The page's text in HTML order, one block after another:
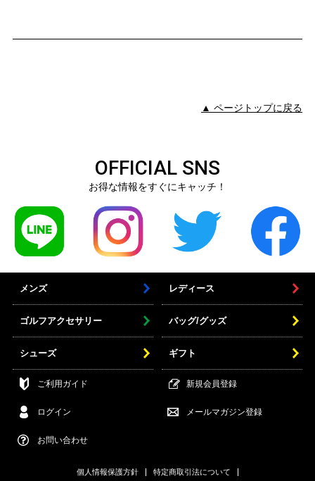
▲ ページトップに戻る
OFFICIAL SNS
お得な情報をすぐにキャッチ！
メンズ レディース
ゴルフアクセサリー バッグ/グッズ
シューズ ギフト
ご利用ガイド 新規会員登録
ログイン メールマガジン登録
お問い合わせ
個人情報保護方針 特定商取引法について